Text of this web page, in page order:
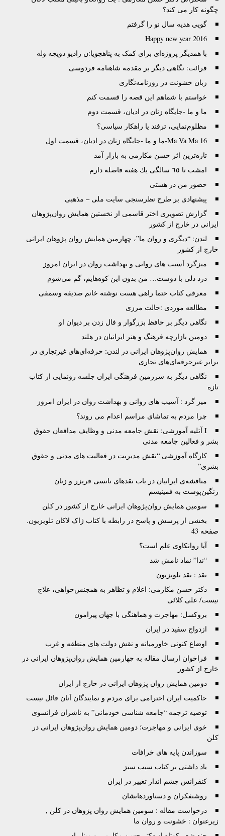
چگونه کار می کند؟
گویی هدیه سال نو را گرفتم
Happy new year 2016
با همدیگر پروژه‌‌ای برای کمک به پناهجویا:ن رادیو دویچه وله
قرائت: نگاهی دیگر بر مقدمه شاهنامه فردوسی
زبان خشونت در روزنامه‌نگاری
خواستم با شماهم این قصه را قسمت کنم
ما و ما -جایگاه‌ زنان در ادیان، قسمت دوم
مظلوم‌نمایی، ترفند یا راهکار سیاسی؟
Ma Va Ma 16-ما و ما -جایگاه‌ زنان در ادیان، قسمت اول
تازه‌ترین اثر حسن مکارمی به بازار آمد
امشب تا ٦٥ سالگى يك هفته فاصله دارم
حضور من در هستی
پیشنهادی بر طرح نظرسنجی سایت ملی – مذهبی
گزارش تصويری اختر قاسمی از نخستين همايش روان‌پژوهان
ايرانی در خارج از کشور
لندن: “دیگری و روان ما”، چهارمین همایش روان پژوهان ایرانی
خارج از کشور
ميزگرد آسيب های روانی و بهداشت روان در ايران امروز
درد دلی با دوست… من بدون اين کوه‌هايم، گم می‌شوم
معرفی کتاب حتما راهی هست نوشته خانم صدیقه وسمقی
مطالعه موردی :حالت مرزی
نگاهی دیگر بر حافظ بزرگوار و فال زدن بر دیوان او
دومین بازارچه فرهنگ و هنر ایرانیان در هلند
همایش روان‌پژوهان ایرانی در لندن: حرفه‌ای‌های غیرتجاری در
برابر غیرحرفه‌ای‌های تجاری
نگاهی دیگر به سرزمین فرهنگی ایران جلسه رونمایی از کتاب
تازه
میز گرد : آسیب های روانی و بهداشت روان در ایران امروز
چرا مردم به تماشای مراسم اعدام می روند؟
I آتليه آموزشى: نقش جامعه مدنى و وظايف مدافعان حقوق
بشر و فعالين جامعه مدنى
کارگاه آموزشی “نقش مدیریت در فعالیت های مدنی و حقوق
بشری”
مناقشه‌ی ایرانیان در باب نقدهای نانسی فریزر و زنان
رنگین‌پوست به فمینیسم
سومین همایش روان‌پژوهان ایرانی خارج از کشور در کلن
بخشی از پرسش و پاسخ در رابطه با کتاب ژاک لاکان تلویزیون.
صفحه 43
آیا روانکاوی علم است؟
“ندا” نماد نامش شد
نقد : نقد تلويزيون
دکتر حسن مکارمی: اعلام و تظاهر به همجنس‌خواهی، علاج
نیست/ علی کلائی
بروکسل: مهاجرت و هماهنگی با جهان پیرامون
ازدواج سفید در ایران
اوضاع کنونی خاورمیانه و نقش دولت های منطقه و غرب
فراخوان ارسال مقاله به چهارمین همایش روان‌پژوهان ایرانی در
خارج از کشور
دومین همایش روان پژوهان ایرانی در خارج از ایران
حاکمیت ایران احترامی برای مردم و نمایندگان آنان قائل نیست
توصيه ترجمه “جامعه شناسی خودمانی” به ناشران فرانسوی
خوی ایرانی و مهاجرت؛ دومین همایش روان‌پژوهان ایرانی در
کلن
سوزاندن پایه های خرافات
یاد داشتی بر کتاب سیب سبز
کنفرانس چشم انداز تغییر در ایران
روشنفکران و دستاوردهایشان
درخواست مقاله : سومین همایش روان پژوهان در کلن ,
زیرعنوان : خشونت و روان ما